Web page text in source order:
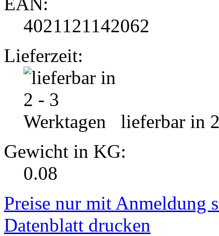
4021121142062
Lieferzeit:
lieferbar in
Gewicht in KG:
0.08
Preise nur mit Anmeldung
Datenblatt drucken